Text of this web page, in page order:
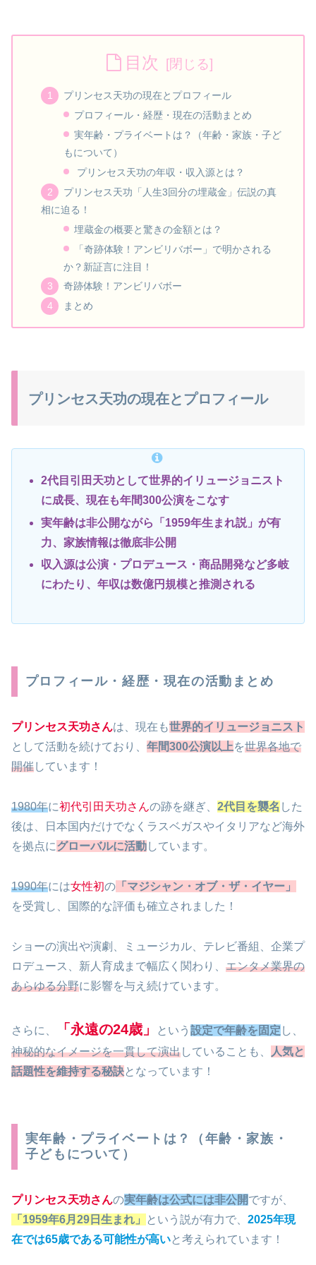
目次
プリンセス天功の現在とプロフィール
プロフィール・経歴・現在の活動まとめ
実年齢・プライベートは？（年齢・家族・子ど
もについて）
プリンセス天功の年収・収入源とは？
プリンセス天功「人生3回分の埋蔵金」伝説の真
相に迫る！
埋蔵金の概要と驚きの金額とは？
「奇跡体験！アンビリバボー」で明かされる
か？新証言に注目！
奇跡体験！アンビリバボー
まとめ
プリンセス天功の現在とプロフィール
2代目引田天功として世界的イリュージョニスト
に成長、現在も年間300公演をこなす
実年齢は非公開ながら「1959年生まれ説」が有
力、家族情報は徹底非公開
収入源は公演・プロデュース・商品開発など多岐
にわたり、年収は数億円規模と推測される
プロフィール・経歴・現在の活動まとめ
プリンセス天功さんは、現在も世界的イリュージョニスト
として活動を続けており、 年間300公演以上を世界各地で
開催しています！
1980年に初代引田天功さんの跡を継ぎ、 2代目を襲名 した
後は、日本国内だけでなくラスベガスやイタリアなど海外
を拠点にグローバルに活動しています。
1990年には女性初の 「マジシャン・オブ・ザ・イヤー」
を受賞し、国際的な評価も確立されました！
ショーの演出や演劇、ミュージカル、テレビ番組、企業プ
ロデュース、新人育成まで幅広く関わり、 エンタメ業界の
あらゆる分野に影響を与え続けています。
さらに、 「永遠の24歳」 という 設定で年齢を固定 し、
神秘的なイメージを一貫して演出していることも、
人気と
話題性を維持する秘訣となっています！
実年齢・プライベートは？（年齢・家族・
子どもについて）
プリンセス天功さんの実年齢は公式には非公開ですが、
「1959年6月29日生まれ」
という説が有力で、 2025年現
在では65歳である可能性が高いと考えられています！